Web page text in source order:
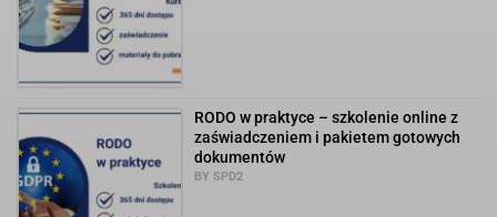
RODO w praktyce – szkolenie online z
zaświadczeniem i pakietem gotowych
dokumentów
BY SPD2